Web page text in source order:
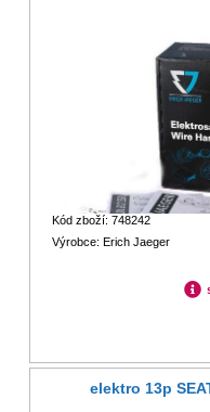
Kód zboží: 748242
Výrobce: Erich Jaeger
elektro 13p